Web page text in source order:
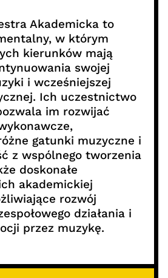
Akademicka to
w którym
kierunków mają
swojej
i wcześniejszej
Ich uczestnictwo
im rozwijać
gatunki muzyczne i
z wspólnego tworzenia
doskonałe
akademickiej
rozwój
działania i
przez muzykę.